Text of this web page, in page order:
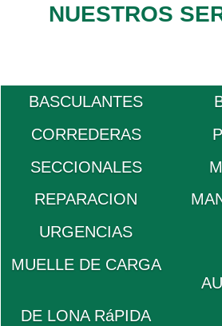
NUESTROS
BASCULANTES
CORREDERAS
SECCIONALES
REPARACION
URGENCIAS
MUELLE DE CARGA
DE LONA RáPIDA